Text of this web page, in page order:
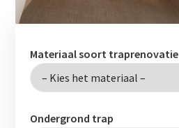
Materiaal soort traprenovatie
Ondergrond trap